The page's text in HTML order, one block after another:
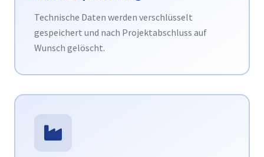
Technische Daten werden verschlüsselt
gespeichert und nach Projektabschluss auf
Wunsch gelöscht.